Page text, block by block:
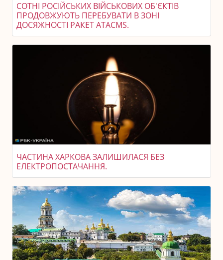
СОТНІ РОСІЙСЬКИХ ВІЙСЬКОВИХ ОБ'ЄКТІВ
ПРОДОВЖУЮТЬ ПЕРЕБУВАТИ В ЗОНІ
ДОСЯЖНОСТІ РАКЕТ ATACMS.
ЧАСТИНА ХАРКОВА ЗАЛИШИЛАСЯ БЕЗ
ЕЛЕКТРОПОСТАЧАННЯ.